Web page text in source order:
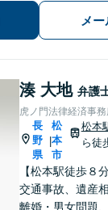
けます。お気軽
い。
メ
湊 大地 弁護
虎ノ門法律経済事
長
野
県
|
松
本
市
松本
ら徒
【松本駅徒歩８
交通事故、遺産
離婚・男女問題